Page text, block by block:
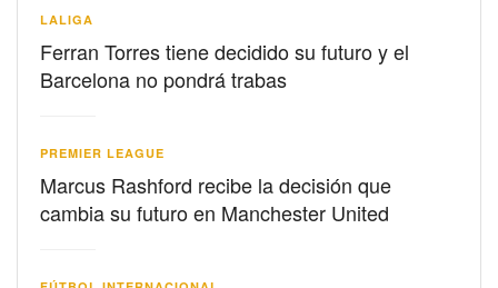
LALIGA
Ferran Torres tiene decidido su futuro y el
Barcelona no pondrá trabas
PREMIER LEAGUE
Marcus Rashford recibe la decisión que
cambia su futuro en Manchester United